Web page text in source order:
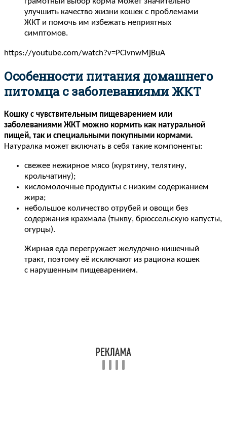
улучшить качество жизни кошек с проблемами
ЖКТ и помочь им избежать неприятных
симптомов.
https://youtube.com/watch?v=PCivnwMjBuA
Особенности питания домашнего
питомца с заболеваниями ЖКТ
Кошку с чувствительным пищеварением или
заболеваниями ЖКТ можно кормить как натуральной
пищей, так и специальными покупными кормами.
Натуралка может включать в себя такие компоненты:
свежее нежирное мясо (курятину, телятину,
крольчатину);
кисломолочные продукты с низким содержанием
жира;
небольшое количество отрубей и овощи без
содержания крахмала (тыкву, брюссельскую капусты,
огурцы).
Жирная еда перегружает желудочно-кишечный
тракт, поэтому её исключают из рациона кошек
с нарушенным пищеварением.